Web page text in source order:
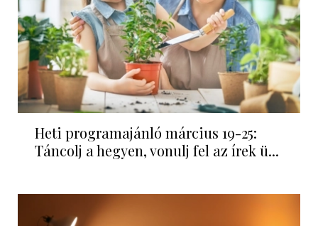
Heti programajánló március 19-25:
Táncolj a hegyen, vonulj fel az írek ü...